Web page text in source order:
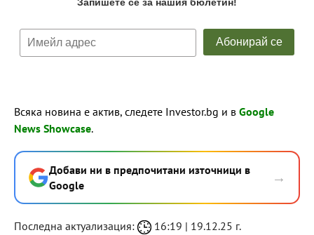
Всяка новина е актив, следете Investor.bg и в Google
News Showcase.
Добави ни в предпочитани източници в
Google
→
Последна актуализация: 16:19 | 19.12.25 г.